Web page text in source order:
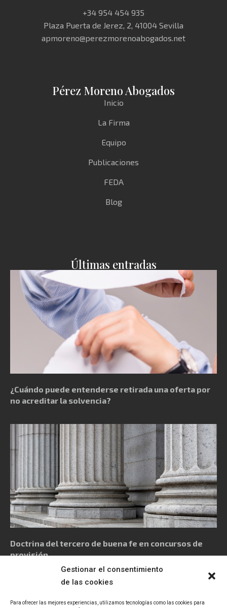
Gestionar el consentimiento
de las cookies
Para ofrecer las mejores experiencias, utilizamos tecnologías como las cookies para
+34 954 454 935
Plaza Puerta de Jerez, 2, 41004 Sevilla
apmoreno@perezmorenoabogados.net
Pérez Moreno Abogados
Inicio
La Firma
Equipo
Publicaciones
FEDA
Blog
Últimas entradas
¿Cuándo puede entenderse retirada una oferta por
no acreditar la solvencia?
Doctrina del tercero de buena fe en concursos de
provisión